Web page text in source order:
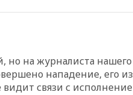
вчера, 19:58
внесен
отмене ЕГЭ
но на журналиста
нападение, его
связи с